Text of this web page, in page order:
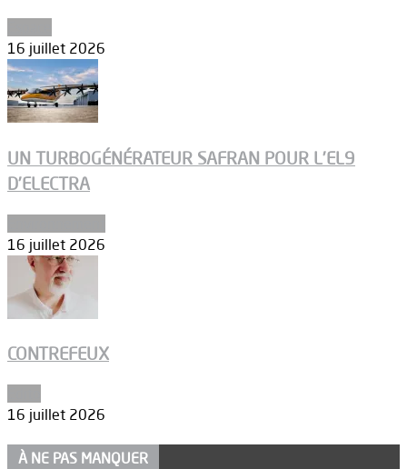
16 juillet 2026
UN TURBOGÉNÉRATEUR SAFRAN POUR L’EL9
D’ELECTRA
16 juillet 2026
CONTREFEUX
16 juillet 2026
À NE PAS MANQUER